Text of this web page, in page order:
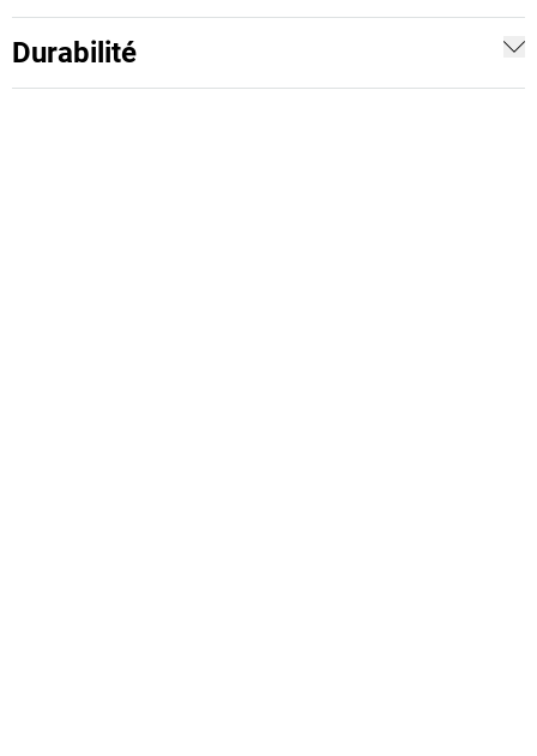
Durabilité